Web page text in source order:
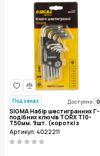
Под заказ Доступно: 0
SIGMA Набір шестигранних Г-
подібних ключів TORX T10-
T50мм. 9шт. (короткі з
отвором) 4022211
Артикул: 4022211